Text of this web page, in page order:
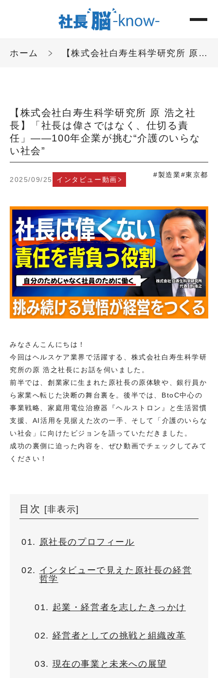
ホーム 【株式会社白寿生科学研究所 原 浩之社長】「社長は偉さではなく、仕切る責任」——100年企業が挑む“介護のいらない社会”
【株式会社白寿生科学研究所 原 浩之社
長】「社長は偉さではなく、仕切る責
任」——100年企業が挑む“介護のいらな
い社会”
2025/09/25 インタビュー動画
#製造業#東京都
みなさんこんにちは！
今回はヘルスケア業界で活躍する、株式会社白寿生科学研
究所の原 浩之社長にお話を伺いました。
前半では、創業家に生まれた原社長の原体験や、銀行員か
ら家業へ転じた決断の舞台裏を。後半では、BtoC中心の
事業戦略、家庭用電位治療器『ヘルストロン』と生活習慣
支援、AI活用を見据えた次の一手、そして「介護のいらな
い社会」に向けたビジョンを語っていただきました。
成功の裏側に迫った内容を、ぜひ動画でチェックしてみて
ください！
目次 [非表示]
原社長のプロフィール
インタビューで見えた原社長の経営
哲学
起業・経営者を志したきっかけ
経営者としての挑戦と組織改革
現在の事業と未来への展望